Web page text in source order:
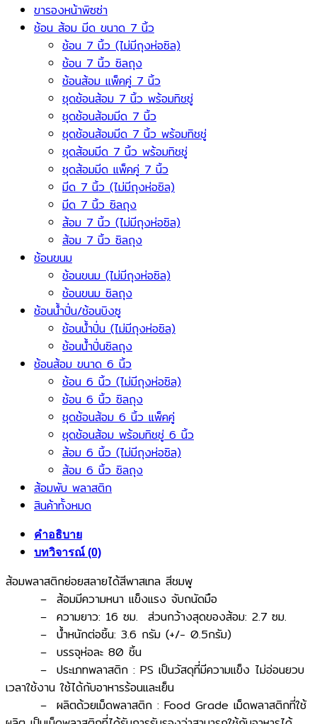
ขารองหน้าพิซซ่า
ช้อน ส้อม มีด ขนาด 7 นิ้ว
ช้อน 7 นิ้ว (ไม่มีถุงห่อซิล)
ช้อน 7 นิ้ว ซิลถุง
ช้อนส้อม แพ็คคู่ 7 นิ้ว
ชุดช้อนส้อม 7 นิ้ว พร้อมทิชชู่
ชุดช้อนส้อมมีด 7 นิ้ว
ชุดช้อนส้อมมีด 7 นิ้ว พร้อมทิชชู่
ชุดส้อมมีด 7 นิ้ว พร้อมทิชชู่
ชุดส้อมมีด แพ็คคู่ 7 นิ้ว
มีด 7 นิ้ว (ไม่มีถุงห่อซิล)
มีด 7 นิ้ว ซิลถุง
ส้อม 7 นิ้ว (ไม่มีถุงห่อซิล)
ส้อม 7 นิ้ว ซิลถุง
ช้อนขนม
ช้อนขนม (ไม่มีถุงห่อซิล)
ช้อนขนม ซิลถุง
ช้อนน้ำปั่น/ช้อนบิงซู
ช้อนน้ำปั่น (ไม่มีถุงห่อซิล)
ช้อนน้ำปั่นซิลถุง
ช้อนส้อม ขนาด 6 นิ้ว
ช้อน 6 นิ้ว (ไม่มีถุงห่อซิล)
ช้อน 6 นิ้ว ซิลถุง
ชุดช้อนส้อม 6 นิ้ว แพ็คคู่
ชุดช้อนส้อม พร้อมทิชชู่ 6 นิ้ว
ส้อม 6 นิ้ว (ไม่มีถุงห่อซิล)
ส้อม 6 นิ้ว ซิลถุง
ส้อมพับ พลาสติก
สินค้าทั้งหมด
คำอธิบาย
บทวิจารณ์ (0)
ส้อมพลาสติกย่อยสลายได้สีพาสเทล สีชมพู
– ส้อมมีความหนา แข็งแรง จับถนัดมือ
– ความยาว: 16 ซม. ส่วนกว้างสุดของส้อม: 2.7 ซม.
– น้ำหนักต่อชิ้น: 3.6 กรัม (+/- 0.5กรัม)
– บรรจุห่อละ 80 ชิ้น
– ประเภทพลาสติก : PS เป็นวัสดุที่มีความแข็ง ไม่อ่อนยวบ
เวลาใช้งาน ใช้ได้กับอาหารร้อนและเย็น
– ผลิตด้วยเม็ดพลาสติก : Food Grade เม็ดพลาสติกที่ใช้